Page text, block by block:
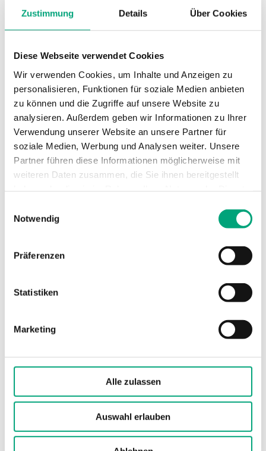
Zustimmung Details Über Cookies
Diese Webseite verwendet Cookies
Wir verwenden Cookies, um Inhalte und Anzeigen zu
personalisieren, Funktionen für soziale Medien anbieten
zu können und die Zugriffe auf unsere Website zu
analysieren. Außerdem geben wir Informationen zu Ihrer
Verwendung unserer Website an unsere Partner für
soziale Medien, Werbung und Analysen weiter. Unsere
Partner führen diese Informationen möglicherweise mit
weiteren Daten zusammen, die Sie ihnen bereitgestellt
Notwendig
Präferenzen
Statistiken
Marketing
Alle zulassen
Auswahl erlauben
Umgebungsfeuchte
0…95 % RH
Umgebungstemperatur -25…50 °C
Montage Wand
Abmessungen, außen
120x40x112 mm
nicht aggressive
Dämpfung
Klemmentyp Schraubklemme
Klemmen Drahtstärke 1.5 mm²
Material, Gehäuse
Polycarbonat